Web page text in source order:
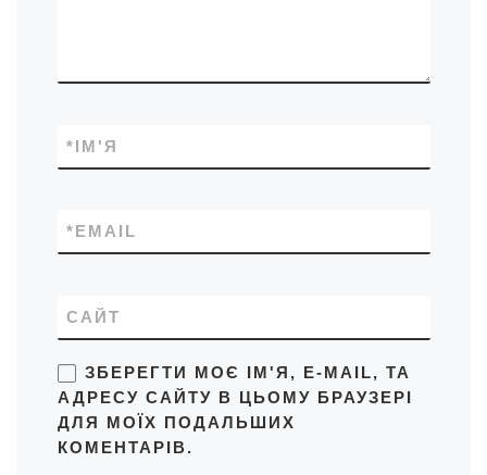
ІМ'Я
*
EMAIL
*
САЙТ
ЗБЕРЕГТИ МОЄ ІМ'Я, E-MAIL, ТА
АДРЕСУ САЙТУ В ЦЬОМУ БРАУЗЕРІ
ДЛЯ МОЇХ ПОДАЛЬШИХ
КОМЕНТАРІВ.